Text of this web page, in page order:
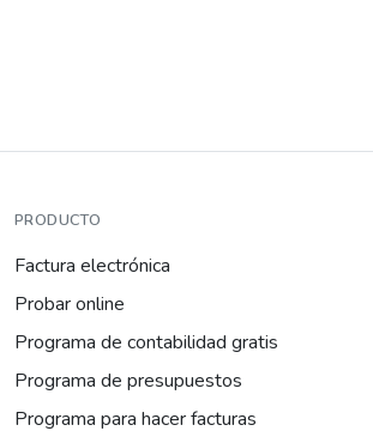
PRODUCTO
Factura electrónica
Probar online
Programa de contabilidad gratis
Programa de presupuestos
Programa para hacer facturas